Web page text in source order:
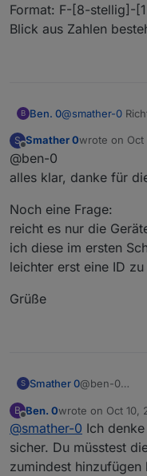
Bedeutet
probieren
Soweit
Glück ;)
Grüße
Format: F-[8-stellig]-
Blick aus Zahlen
B Ben. 0@smather-0
Blick aus
S
Offline
Smather 0wrote on Oct
last edited by
@ben-0
alles klar, danke für
Noch eine Frage:
reicht es nur die
ich diese im ersten
leichter erst eine ID
Grüße
S Smather 0@ben-0
Noch eine
reicht es nur
dass ich
MAcht es
Grüße
B
Offline
Ben. 0wrote on Oct 10,
last edited by
@smather-0 Ich
sicher. Du müsstest
zumindest